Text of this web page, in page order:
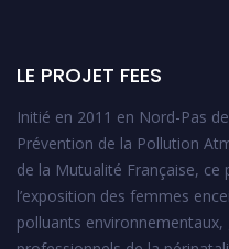
LE PROJET FEES
Initié en 2011 en Nord-Pas
Prévention de la Pollution
de la Mutualité Française,
l’exposition des femmes
polluants